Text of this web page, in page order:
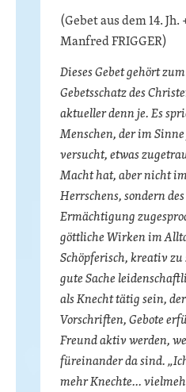
(Gebet aus dem 14.
Manfred FRIGGER)
Dieses Gebet gehört
Gebetsschatz des
aktueller denn je. Es
Menschen, der im
versucht, etwas
Macht hat, aber nicht
Herrschens, sondern
Ermächtigung
göttliche Wirken im
Schöpferisch, kreativ
gute Sache
als Knecht tätig sein,
Vorschriften, Gebote
Freund aktiv werden,
füreinander da sind.
mehr Knechte…